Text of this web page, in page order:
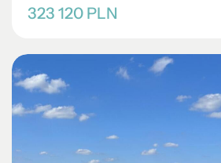
323 120 PLN